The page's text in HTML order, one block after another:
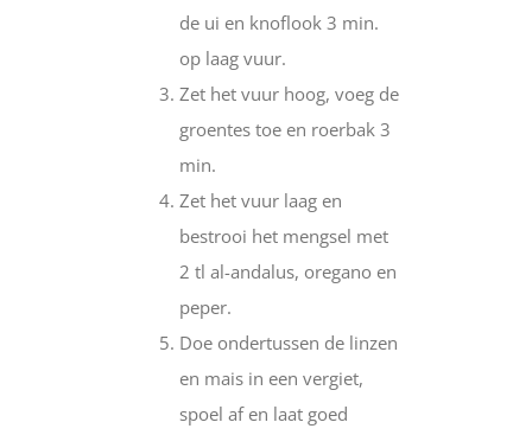
de ui en knoflook 3 min.
op laag vuur.
Zet het vuur hoog, voeg de
groentes toe en roerbak 3
min.
Zet het vuur laag en
bestrooi het mengsel met
2 tl al-andalus, oregano en
peper.
Doe ondertussen de linzen
en mais in een vergiet,
spoel af en laat goed